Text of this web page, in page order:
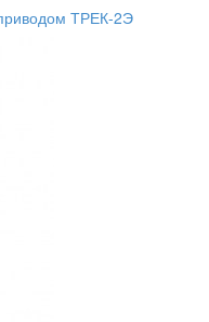
ТРЕК-2Э